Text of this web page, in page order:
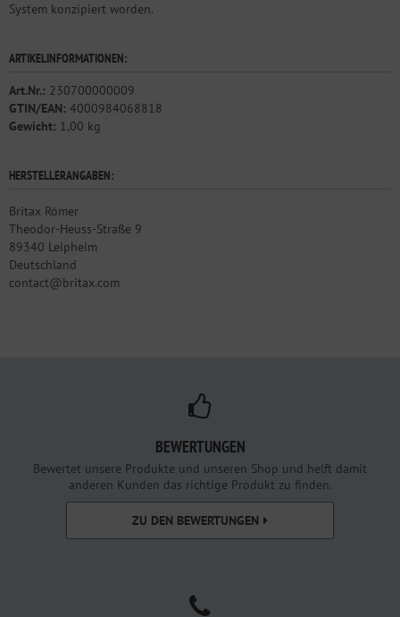
System konzipiert worden.
ARTIKELINFORMATIONEN:
Art.Nr.: 230700000009
GTIN/EAN: 4000984068818
Gewicht: 1,00 kg
HERSTELLERANGABEN:
Britax Römer
Theodor-Heuss-Straße 9
89340 Leipheim
Deutschland
contact@britax.com
BEWERTUNGEN
Bewertet unsere Produkte und unseren Shop und helft damit
anderen Kunden das richtige Produkt zu finden.
ZU DEN BEWERTUNGEN